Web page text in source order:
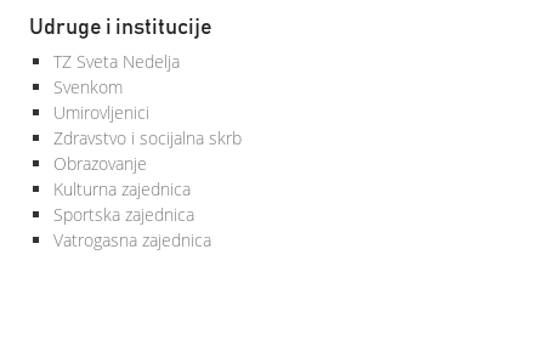
Udruge i institucije
TZ Sveta Nedelja
Svenkom
Umirovljenici
Zdravstvo i socijalna skrb
Obrazovanje
Kulturna zajednica
Sportska zajednica
Vatrogasna zajednica